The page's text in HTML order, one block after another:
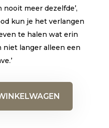
meer dezelfde’,
kun je het verlangen
te halen wat erin
niet langer alleen een